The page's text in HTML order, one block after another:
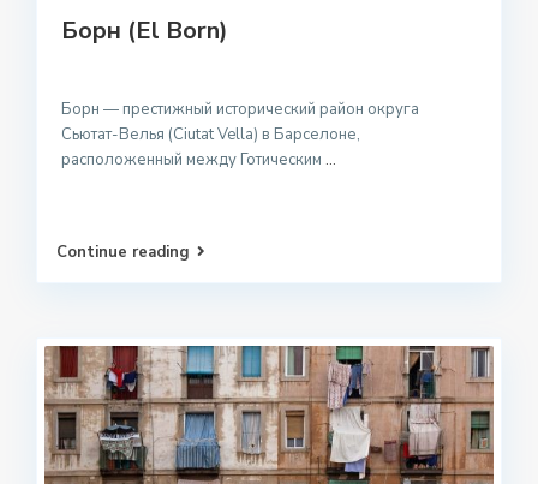
Борн (El Born)
Борн — престижный исторический район округа
Сьютат-Велья (Ciutat Vella) в Барселоне,
расположенный между Готическим ...
Continue reading